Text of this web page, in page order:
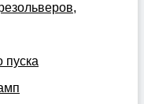
пуска